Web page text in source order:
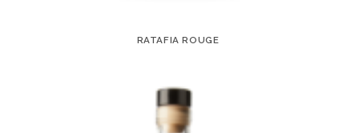
RATAFIA ROUGE